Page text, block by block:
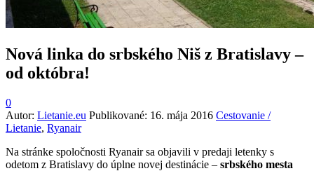
Nová linka do srbského Niš z Bratislavy –
od októbra!
0
Autor: Lietanie.eu Publikované: 16. mája 2016 Cestovanie /
Lietanie, Ryanair
Na stránke spoločnosti Ryanair sa objavili v predaji letenky s
odetom z Bratislavy do úplne novej destinácie – srbského mesta